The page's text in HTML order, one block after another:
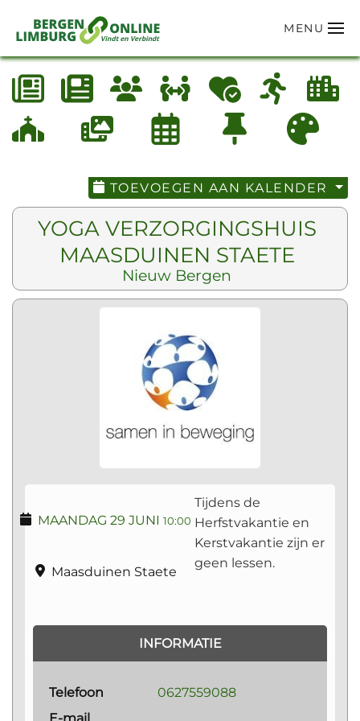
Terug naar hoofdinhoud
MENU
TOEVOEGEN AAN KALENDER
YOGA VERZORGINGSHUIS
MAASDUINEN STAETE
Nieuw Bergen
MAANDAG 29 JUNI 10:00
Maasduinen Staete
Tijdens de
Herfstvakantie en
Kerstvakantie zijn er
geen lessen.
INFORMATIE
Telefoon
0627559088